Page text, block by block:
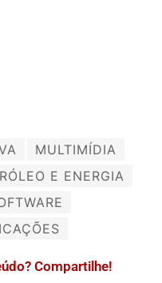
MULTIMÍDIA
E ENERGIA
Compartilhe!